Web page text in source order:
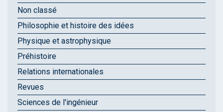
Non classé
Philosophie et histoire des idées
Physique et astrophysique
Préhistoire
Relations internationales
Revues
Sciences de l'ingénieur